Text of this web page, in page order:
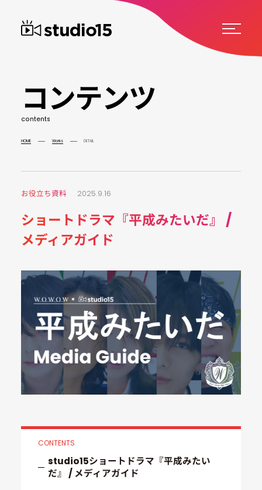
コンテンツ
contents
HOME Works DETAIL
お役立ち資料 2025.9.16
ショートドラマ『平成みたいだ』 /
メディアガイド
CONTENTS
studio15ショートドラマ『平成みたい
だ』 / メディアガイド